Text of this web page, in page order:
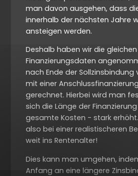
man davon ausgehen, dass
innerhalb der nächsten Jahre
ansteigen werden.
Deshalb haben wir die gleichen
Finanzierungsdaten
nach Ende der Sollzinsbindung
mit einer Anschlussfinanzierung
gerechnet. Hierbei wird man
sich die Länge der
gesamte Kosten - stark
also bei einer realistischeren
weit ins Rentenalter!
Dies kann man umgehen,
Anfang an eine längere